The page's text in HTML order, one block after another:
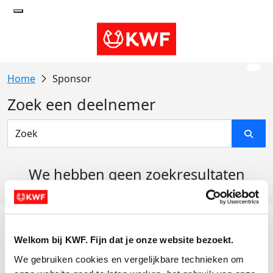
Welkom bij KWF. Fijn dat je onze website bezoekt.
We gebruiken cookies en vergelijkbare technieken om
Sponsor
Zoek een deelnemer
We hebben geen zoekresultaten
Actiematerialen
Evenementen